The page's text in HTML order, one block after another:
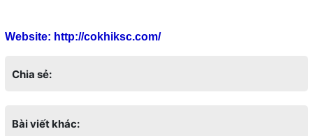
Website: http://cokhiksc.com/
Chia sẻ:
Bài viết khác: